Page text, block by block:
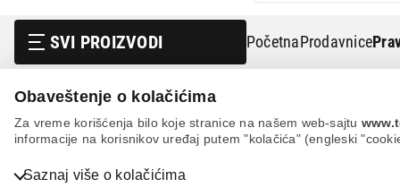
Obaveštenje o kolačićima
Za vreme korišćenja bilo koje stranice na našem web-sajtu
informacije na korisnikov uređaj putem "kolačića" (engleski
Saznaj više o kolačićima
SVI PROIZVODI PočetnaProdavnice
Bela tehnika
Tv, audio, video i foto Zvučnici PHILIPS
Cena